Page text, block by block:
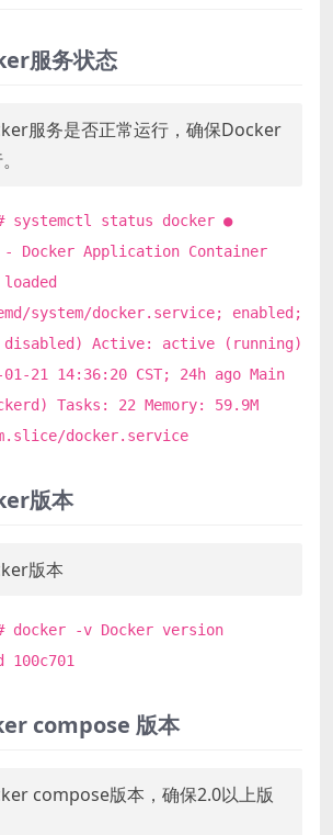
服务状态
服务是否正常运行，确保Docker
systemctl status docker ●
Docker Application Container
system/docker.service; enabled;
disabled) Active: active (running)
21 14:36:20 CST; 24h ago Main
Tasks: 22 Memory: 59.9M
docker.service
版本
版本
docker -v Docker version
compose 版本
compose版本，确保2.0以上版